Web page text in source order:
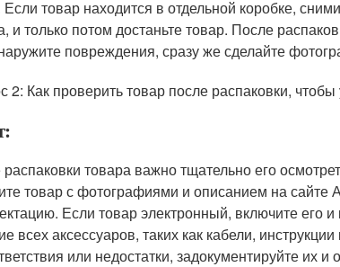
Если товар находится в отдельной коробке,
и только потом достаньте товар. После
повреждения, сразу же сделайте
2: Как проверить товар после распаковки,
товара важно тщательно его
товар с фотографиями и описанием на сайте
Если товар электронный, включите его
всех аксессуаров, таких как кабели,
или недостатки, задокументируйте их